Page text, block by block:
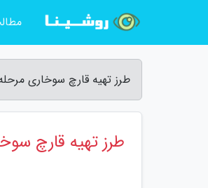
طرز تهیه قارچ سوخاری
طرز تهیه قارچ